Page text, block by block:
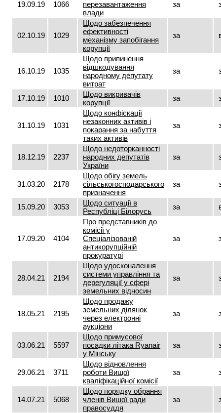
19.09.19 1066
перезавантаження
влади
за
02.10.19 1029
Щодо забезпечення
ефективності
механізму запобігання
корупції
за
16.10.19 1035
Щодо припинення
відшкодування
народному депутату
витрат
за
17.10.19 1010
Щодо викривачів
корупції
за
31.10.19 1031
Щодо конфіскації
незаконних активів і
покарання за набуття
таких активів
за
18.12.19 2237
Щодо недоторканності
народних депутатів
України
за
31.03.20 2178
Щодо обігу земель
сільськогосподарського
призначення
за
15.09.20 3053
Щодо ситуації в
Республіці Білорусь
за
17.09.20 4104
Про представників до
комісії у
Спеціалізованій
антикорупційній
прокуратурі
за
28.04.21 2194
Щодо удосконалення
системи управління та
дерегуляції у сфері
земельних відносин
за
18.05.21 2195
Щодо продажу
земельних ділянок
через електронні
аукціони
за
03.06.21 5597
Щодо примусової
посадки літака Ryаnair
у Мінську
за
29.06.21 3711
Щодо відновлення
роботи Вищої
кваліфікаційної комісії
за
14.07.21 5068
Щодо порядку обрання
членів Вищої ради
правосуддя
за